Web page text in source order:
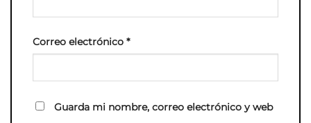
Correo electrónico *
Guarda mi nombre, correo electrónico y web